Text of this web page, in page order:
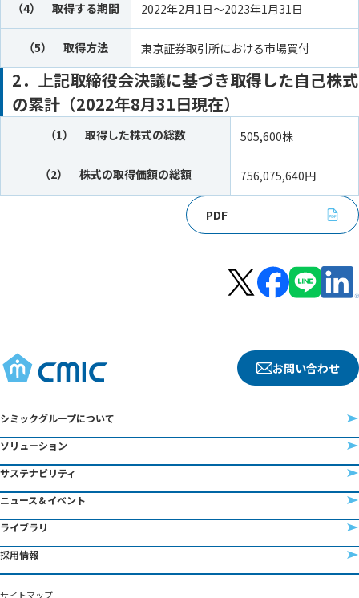
（4） 取得する期間 2022年2月1日～2023年1月31日
（5） 取得方法 東京証券取引所における市場買付
2．上記取締役会決議に基づき取得した自己株式
の累計（2022年8月31日現在）
（1） 取得した株式の総数 505,600株
（2） 株式の取得価額の総額 756,075,640円
PDF
お問い合わせ
シミックグループについて
ソリューション
サステナビリティ
ニュース＆イベント
ライブラリ
採用情報
サイトマップ